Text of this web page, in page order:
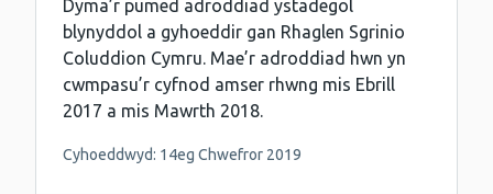
Dyma’r pumed adroddiad ystadegol
blynyddol a gyhoeddir gan Rhaglen Sgrinio
Coluddion Cymru. Mae’r adroddiad hwn yn
cwmpasu’r cyfnod amser rhwng mis Ebrill
2017 a mis Mawrth 2018.
Cyhoeddwyd: 14eg Chwefror 2019